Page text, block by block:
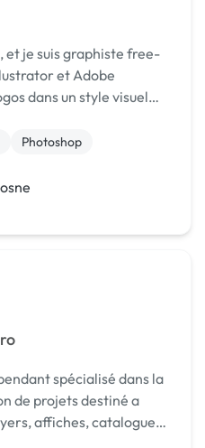
et je suis graphiste free-
et Adobe
dans un style visuel
Photoshop
spécialisé dans la
de projets destiné a
affiches, catalogues,